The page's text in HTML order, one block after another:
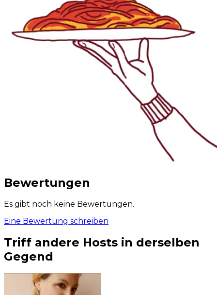
Bewertungen
Es gibt noch keine Bewertungen.
Eine Bewertung schreiben
Triff andere Hosts in derselben
Gegend